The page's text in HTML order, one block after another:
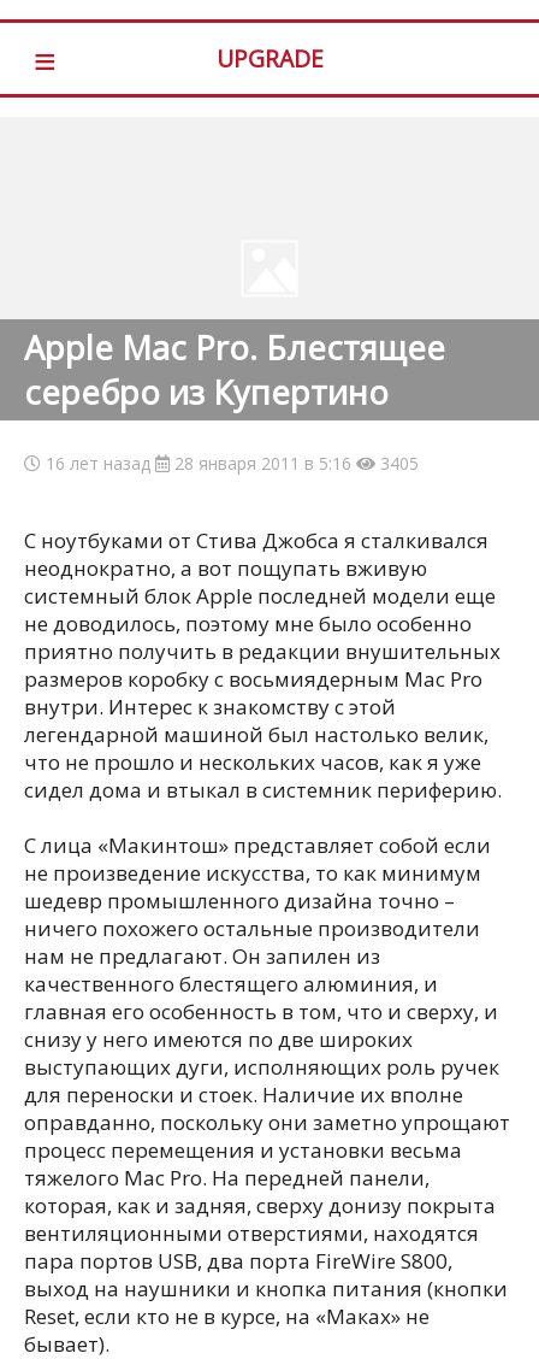
≡ UPGRADE
Apple Mac Pro. Блестящее
серебро из Купертино
16 лет назад 28 января 2011 в 5:16 3405
С ноутбуками от Стива Джобса я сталкивался
неоднократно, а вот пощупать вживую
системный блок Apple последней модели еще
не доводилось, поэтому мне было особенно
приятно получить в редакции внушительных
размеров коробку с восьмиядерным Mac Pro
внутри. Интерес к знакомству с этой
легендарной машиной был настолько велик,
что не прошло и нескольких часов, как я уже
сидел дома и втыкал в системник периферию.
С лица «Макинтош» представляет собой если
не произведение искусства, то как минимум
шедевр промышленного дизайна точно –
ничего похожего остальные производители
нам не предлагают. Он запилен из
качественного блестящего алюминия, и
главная его особенность в том, что и сверху, и
снизу у него имеются по две широких
выступающих дуги, исполняющих роль ручек
для переноски и стоек. Наличие их вполне
оправданно, поскольку они заметно упрощают
процесс перемещения и установки весьма
тяжелого Mac Pro. На передней панели,
которая, как и задняя, сверху донизу покрыта
вентиляционными отверстиями, находятся
пара портов USB, два порта FireWire S800,
выход на наушники и кнопка питания (кнопки
Reset, если кто не в курсе, на «Маках» не
бывает).